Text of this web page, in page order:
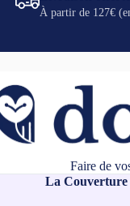
À partir de 127€
Faire de
La Couverture